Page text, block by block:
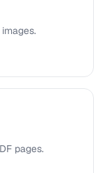
pages.